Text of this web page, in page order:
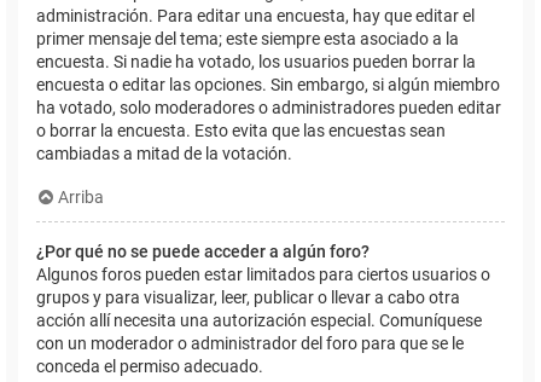
administración. Para editar una encuesta, hay que editar el
primer mensaje del tema; este siempre esta asociado a la
encuesta. Si nadie ha votado, los usuarios pueden borrar la
encuesta o editar las opciones. Sin embargo, si algún miembro
ha votado, solo moderadores o administradores pueden editar
o borrar la encuesta. Esto evita que las encuestas sean
cambiadas a mitad de la votación.
Arriba
¿Por qué no se puede acceder a algún foro?
Algunos foros pueden estar limitados para ciertos usuarios o
grupos y para visualizar, leer, publicar o llevar a cabo otra
acción allí necesita una autorización especial. Comuníquese
con un moderador o administrador del foro para que se le
conceda el permiso adecuado.